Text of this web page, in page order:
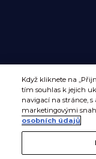
Když kliknete na
tím souhlas k jejich
navigací na stránce,
marketingovými
osobních údajů